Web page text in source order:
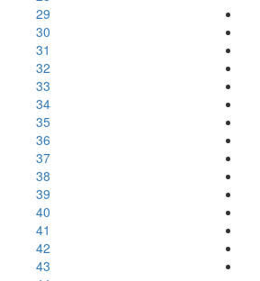
29
30
31
32
33
34
35
36
37
38
39
40
41
42
43